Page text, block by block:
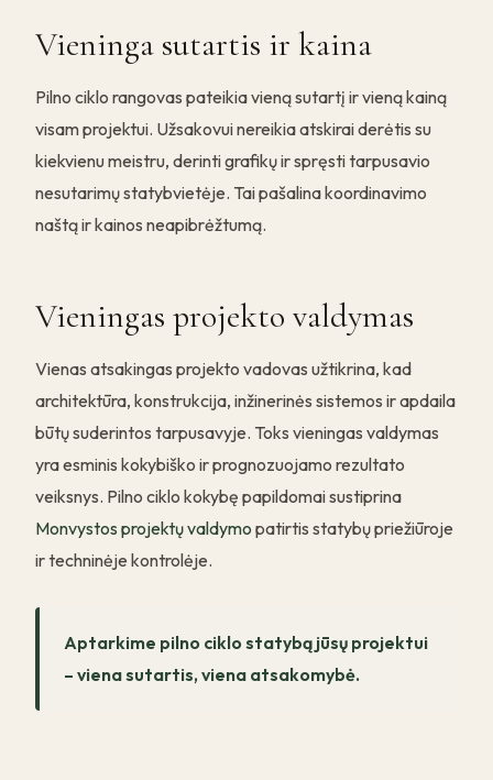
Vieninga sutartis ir kaina
Pilno ciklo rangovas pateikia vieną sutartį ir vieną kainą
visam projektui. Užsakovui nereikia atskirai derėtis su
kiekvienu meistru, derinti grafikų ir spręsti tarpusavio
nesutarimų statybvietėje. Tai pašalina koordinavimo
naštą ir kainos neapibrėžtumą.
Vieningas projekto valdymas
Vienas atsakingas projekto vadovas užtikrina, kad
architektūra, konstrukcija, inžinerinės sistemos ir apdaila
būtų suderintos tarpusavyje. Toks vieningas valdymas
yra esminis kokybiško ir prognozuojamo rezultato
veiksnys. Pilno ciklo kokybę papildomai sustiprina
Monvystos projektų valdymo patirtis statybų priežiūroje
ir techninėje kontrolėje.
Aptarkime pilno ciklo statybą jūsų projektui
– viena sutartis, viena atsakomybė.